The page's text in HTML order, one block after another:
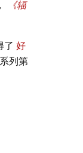
《辐
了 好
列第